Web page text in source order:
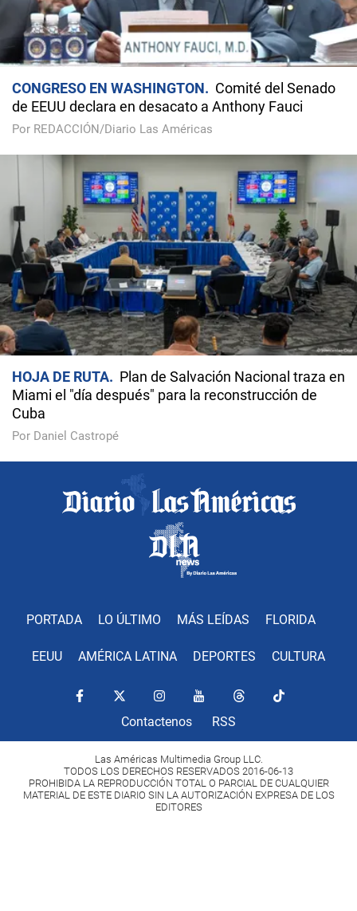
CONGRESO EN WASHINGTON
Comité del Senado
de EEUU declara en desacato a Anthony Fauci
Por REDACCIÓN/Diario Las Américas
HOJA DE RUTA
Plan de Salvación Nacional traza en
Miami el "día después" para la reconstrucción de
Cuba
Por Daniel Castropé
PORTADA LO ÚLTIMO MÁS LEÍDAS FLORIDA
EEUU AMÉRICA LATINA DEPORTES CULTURA
Contactenos RSS
Las Américas Multimedia Group LLC.
TODOS LOS DERECHOS RESERVADOS 2016-06-13
PROHIBIDA LA REPRODUCCIÓN TOTAL O PARCIAL DE CUALQUIER
MATERIAL DE ESTE DIARIO SIN LA AUTORIZACIÓN EXPRESA DE LOS
EDITORES